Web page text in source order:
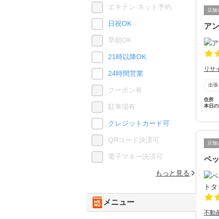
店舗
ア
リサ
出張
住所
本日
店舗
ペ
不動
エキテン ネット予約
日祝OK
早朝OK
21時以降OK
24時間営業
クーポン有
駐車場有
クレジットカード可
QRコード決済可
電子マネー決済可
もっと見る
メニュー